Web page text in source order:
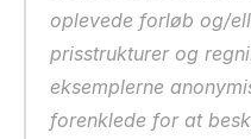
oplevede forløb og/
prisstrukturer og
eksemplerne
forenklede for at